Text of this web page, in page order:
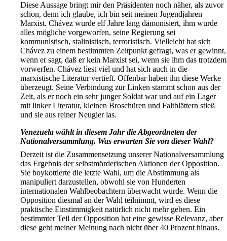
Diese Aussage bringt mir den Präsidenten noch näher, als zuvor
schon, denn ich glaube, ich bin seit meinen Jugendjahren
Marxist. Chávez wurde elf Jahre lang dämonisiert, ihm wurde
alles mögliche vorgeworfen, seine Regierung sei
kommunistisch, stalinistisch, terroristisch. Vielleicht hat sich
Chávez zu einem bestimmten Zeitpunkt gefragt, was er gewinnt,
wenn er sagt, daß er kein Marxist sei, wenn sie ihm das trotzdem
vorwerfen. Chávez liest viel und hat sich auch in die
marxistische Literatur vertieft. Offenbar haben ihn diese Werke
überzeugt. Seine Verbindung zur Linken stammt schon aus der
Zeit, als er noch ein sehr junger Soldat war und auf ein Lager
mit linker Literatur, kleinen Broschüren und Faltblättern stieß
und sie aus reiner Neugier las.
Venezuela wählt in diesem Jahr die Abgeordneten der
Nationalversammlung. Was erwarten Sie von dieser Wahl?
Derzeit ist die Zusammensetzung unserer Nationalversammlung
das Ergebnis der selbstmörderischen Aktionen der Opposition.
Sie boykottierte die letzte Wahl, um die Abstimmung als
manipuliert darzustellen, obwohl sie von Hunderten
internationalen Wahlbeobachtern überwacht wurde. Wenn die
Opposition diesmal an der Wahl teilnimmt, wird es diese
praktische Einstimmigkeit natürlich nicht mehr geben. Ein
bestimmter Teil der Opposition hat eine gewisse Relevanz, aber
diese geht meiner Meinung nach nicht über 40 Prozent hinaus.